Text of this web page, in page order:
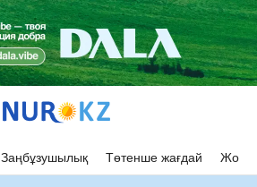
Заңбұзушылық Төтенше жағдай Жол